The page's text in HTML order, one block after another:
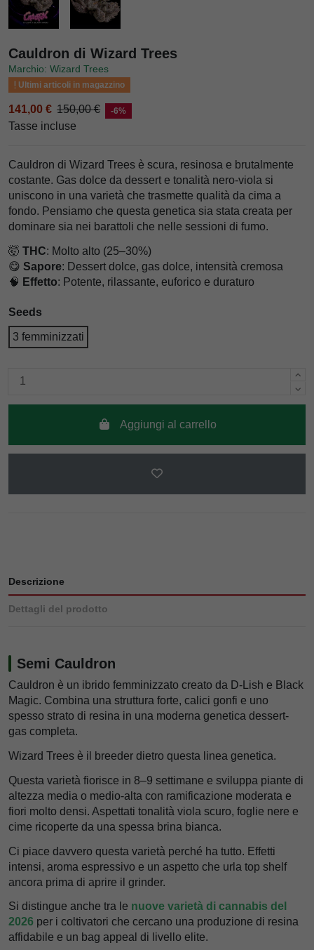
Cauldron di Wizard Trees
Marchio: Wizard Trees
Ultimi articoli in magazzino
141,00 € 150,00 € -6%
Tasse incluse
Cauldron di Wizard Trees è scura, resinosa e brutalmente
costante. Gas dolce da dessert e tonalità nero-viola si
uniscono in una varietà che trasmette qualità da cima a
fondo. Pensiamo che questa genetica sia stata creata per
dominare sia nei barattoli che nelle sessioni di fumo.
🤯 THC: Molto alto (25–30%)
😋 Sapore: Dessert dolce, gas dolce, intensità cremosa
🧠 Effetto: Potente, rilassante, euforico e duraturo
Seeds
3 femminizzati
Aggiungi al carrello
Descrizione
Dettagli del prodotto
Semi Cauldron
Cauldron è un ibrido femminizzato creato da D-Lish e Black
Magic. Combina una struttura forte, calici gonfi e uno
spesso strato di resina in una moderna genetica dessert-
gas completa.
Wizard Trees è il breeder dietro questa linea genetica.
Questa varietà fiorisce in 8–9 settimane e sviluppa piante di
altezza media o medio-alta con ramificazione moderata e
fiori molto densi. Aspettati tonalità viola scuro, foglie nere e
cime ricoperte da una spessa brina bianca.
Ci piace davvero questa varietà perché ha tutto. Effetti
intensi, aroma espressivo e un aspetto che urla top shelf
ancora prima di aprire il grinder.
Si distingue anche tra le nuove varietà di cannabis del
2026 per i coltivatori che cercano una produzione di resina
affidabile e un bag appeal di livello elite.